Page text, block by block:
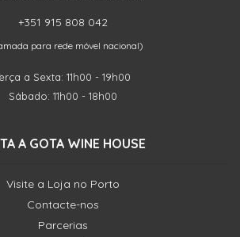
+351 915 808 042
para rede móvel nacional)
a Sexta: 11h00 - 19h00
Sábado: 11h00 - 18h00
A GOTA WINE HOUSE
Visite a Loja no Porto
Contacte-nos
Parcerias